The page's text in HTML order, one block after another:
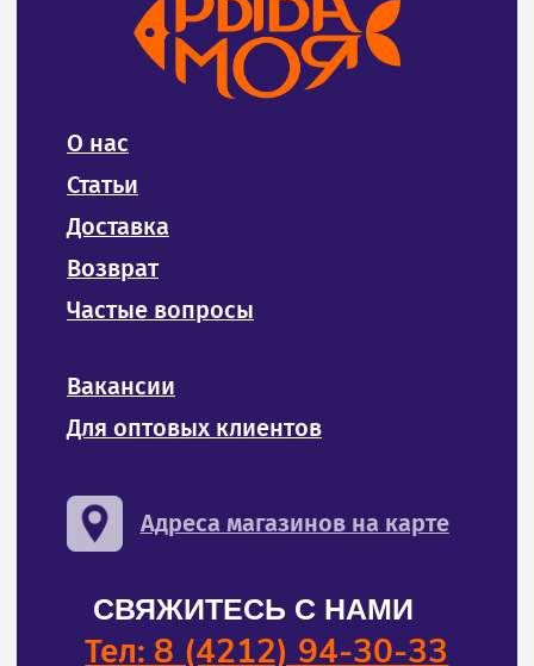
СВЯЖИТЕСЬ С НАМИ
8 (4212) 94-30-33
Политика конфиденциальности и обработки
персональных данных
ИНН 272402405307
ОГРНИП 319272400004654